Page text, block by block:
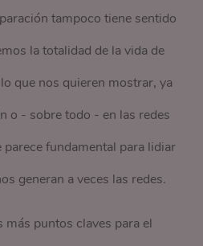
tampoco tiene sentido
la totalidad de la vida de
que nos quieren mostrar, ya
o - sobre todo - en las redes
fundamental para lidiar
generan a veces las redes.
puntos claves para el